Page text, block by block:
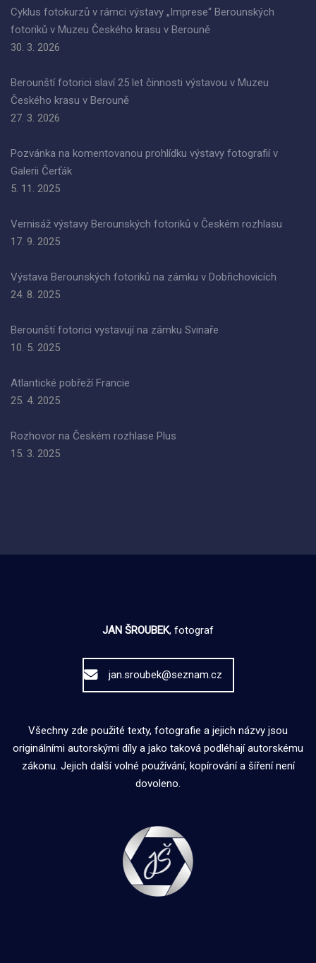
Cyklus fotokurzů v rámci výstavy „Imprese“ Berounských
fotoriků v Muzeu Českého krasu v Berouně
30. 3. 2026
Berounští fotorici slaví 25 let činnosti výstavou v Muzeu
Českého krasu v Berouně
27. 3. 2026
Pozvánka na komentovanou prohlídku výstavy fotografií v
Galerii Čerťák
5. 11. 2025
Vernisáž výstavy Berounských fotoriků v Českém rozhlasu
17. 9. 2025
Výstava Berounských fotoriků na zámku v Dobřichovicích
24. 8. 2025
Berounští fotorici vystavují na zámku Svinaře
10. 5. 2025
Atlantické pobřeží Francie
25. 4. 2025
Rozhovor na Českém rozhlase Plus
15. 3. 2025
JAN ŠROUBEK, fotograf
jan.sroubek@seznam.cz
Všechny zde použité texty, fotografie a jejich názvy jsou
originálními autorskými díly a jako taková podléhají autorskému
zákonu. Jejich další volné používání, kopírování a šíření není
dovoleno.